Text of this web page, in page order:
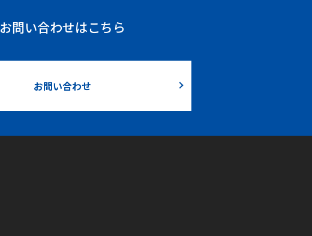
お問い合わせはこちら
お問い合わせ